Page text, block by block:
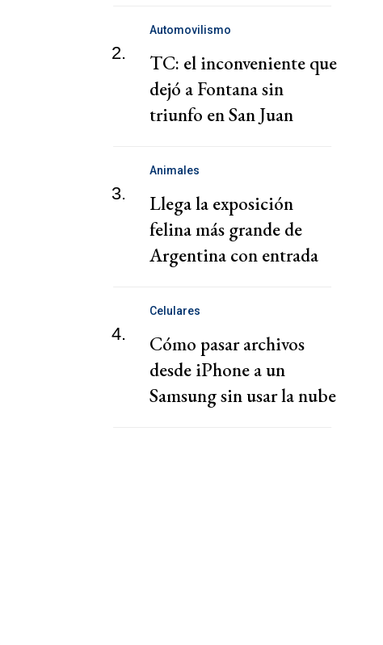
2.
Automovilismo
TC: el inconveniente que
dejó a Fontana sin
triunfo en San Juan
3.
Animales
Llega la exposición
felina más grande de
Argentina con entrada
4.
Celulares
Cómo pasar archivos
desde iPhone a un
Samsung sin usar la nube